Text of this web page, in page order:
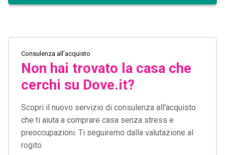
Consulenza all'acquisto
Non hai trovato la casa che
cerchi su Dove.it?
Scopri il nuovo servizio di consulenza all'acquisto
che ti aiuta a comprare casa senza stress e
preoccupazioni. Ti seguiremo dalla valutazione al
rogito.